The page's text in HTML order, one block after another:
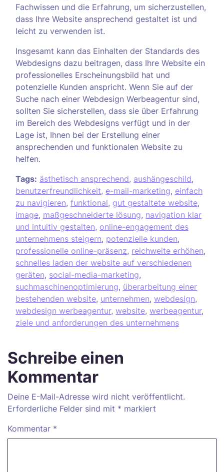
Fachwissen und die Erfahrung, um sicherzustellen,
dass Ihre Website ansprechend gestaltet ist und
leicht zu verwenden ist.
Insgesamt kann das Einhalten der Standards des
Webdesigns dazu beitragen, dass Ihre Website ein
professionelles Erscheinungsbild hat und
potenzielle Kunden anspricht. Wenn Sie auf der
Suche nach einer Webdesign Werbeagentur sind,
sollten Sie sicherstellen, dass sie über Erfahrung
im Bereich des Webdesigns verfügt und in der
Lage ist, Ihnen bei der Erstellung einer
ansprechenden und funktionalen Website zu
helfen.
Tags: ästhetisch ansprechend, aushängeschild,
benutzerfreundlichkeit, e-mail-marketing, einfach
zu navigieren, funktional, gut gestaltete website,
image, maßgeschneiderte lösung, navigation klar
und intuitiv gestalten, online-engagement des
unternehmens steigern, potenzielle kunden,
professionelle online-präsenz, reichweite erhöhen,
schnelles laden der website auf verschiedenen
geräten, social-media-marketing,
suchmaschinenoptimierung, überarbeitung einer
bestehenden website, unternehmen, webdesign,
webdesign werbeagentur, website, werbeagentur,
ziele und anforderungen des unternehmens
Schreibe einen
Kommentar
Deine E-Mail-Adresse wird nicht veröffentlicht.
Erforderliche Felder sind mit * markiert
Kommentar *